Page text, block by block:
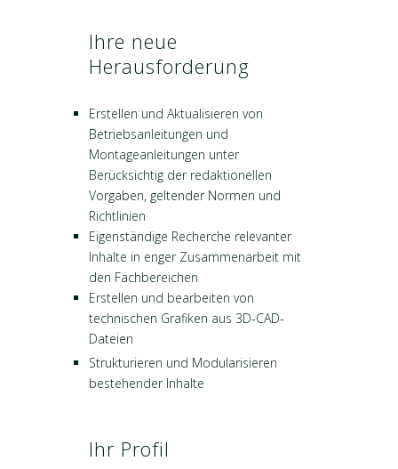
Ihre neue
Herausforderung
Erstellen und Aktualisieren von
Betriebsanleitungen und
Montageanleitungen unter
Berücksichtig der redaktionellen
Vorgaben, geltender Normen und
Richtlinien
Eigenständige Recherche relevanter
Inhalte in enger Zusammenarbeit mit
den Fachbereichen
Erstellen und bearbeiten von
technischen Grafiken aus 3D-CAD-
Dateien
Strukturieren und Modularisieren
bestehender Inhalte
Ihr Profil